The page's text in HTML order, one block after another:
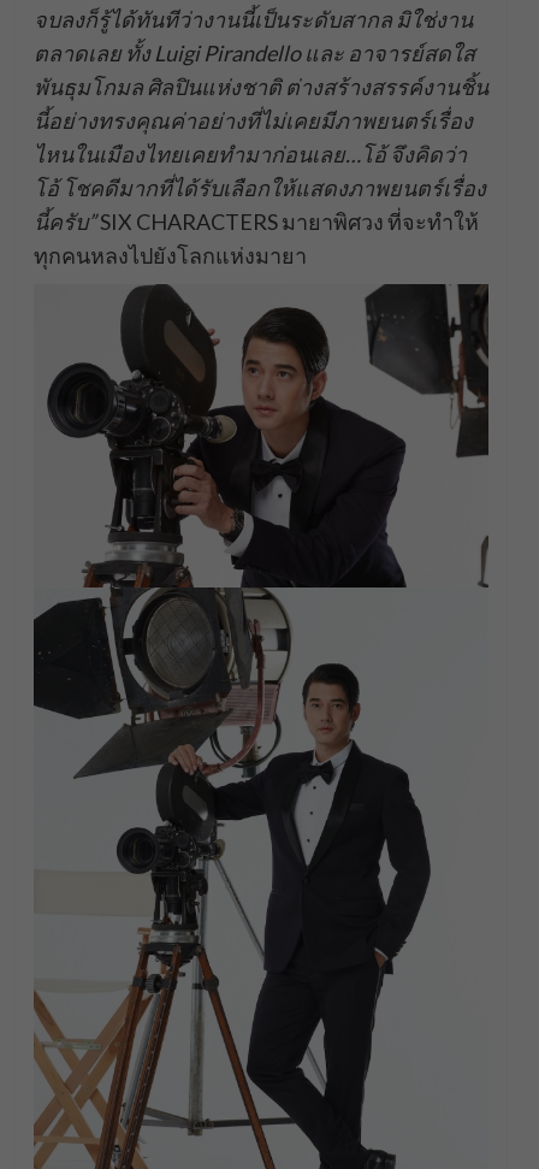
จบลงก็รู้ได้ทันทีว่างานนี้เป็นระดับสากล มิใช่งาน
ตลาดเลย ทั้ง Luigi Pirandello และ อาจารย์สดใส
พันธุมโกมล ศิลปินแห่งชาติ ต่างสร้างสรรค์งานชิ้น
นี้อย่างทรงคุณค่าอย่างที่ไม่เคยมีภาพยนตร์เรื่อง
ไหนในเมืองไทยเคยทำมาก่อนเลย…โอ้ จึงคิดว่า
โอ้ โชคดีมากที่ได้รับเลือกให้แสดงภาพยนตร์เรื่อง
นี้ครับ”SIX CHARACTERS มายาพิศวง ที่จะทำให้
ทุกคนหลงไปยังโลกแห่งมายา